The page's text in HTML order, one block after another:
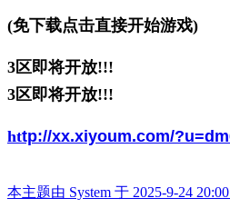
(免下载点击直接开始游戏)
3区即将开放!!!
3区即将开放!!!
http://xx.xiyoum.com/
本主题由 System 于 2025-9-24